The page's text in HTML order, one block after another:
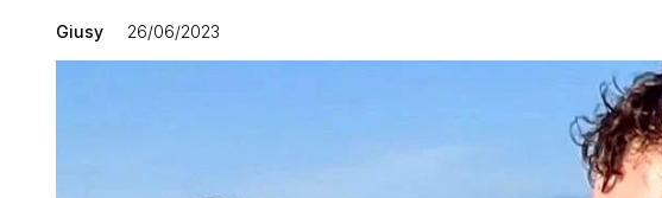
Giusy 26/06/2023